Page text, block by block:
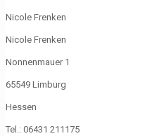
Nicole Frenken
Nicole Frenken
Nonnenmauer 1
65549 Limburg
Hessen
Tel.: 06431 211175